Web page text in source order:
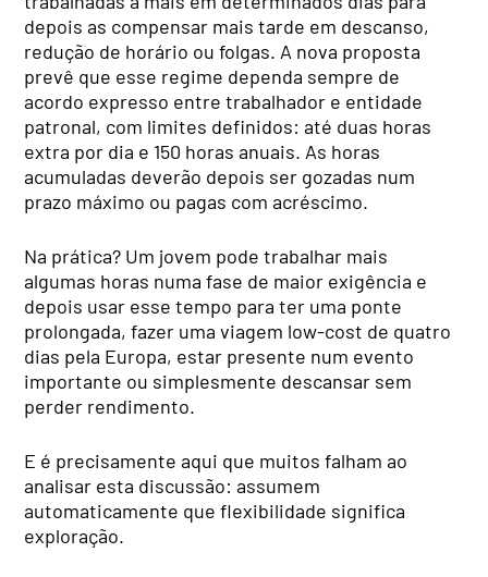
depois as compensar mais tarde em descanso,
redução de horário ou folgas. A nova proposta
prevê que esse regime dependa sempre de
acordo expresso entre trabalhador e entidade
patronal, com limites definidos: até duas horas
extra por dia e 150 horas anuais. As horas
acumuladas deverão depois ser gozadas num
prazo máximo ou pagas com acréscimo.
Na prática? Um jovem pode trabalhar mais
algumas horas numa fase de maior exigência e
depois usar esse tempo para ter uma ponte
prolongada, fazer uma viagem low-cost de quatro
dias pela Europa, estar presente num evento
importante ou simplesmente descansar sem
perder rendimento.
E é precisamente aqui que muitos falham ao
analisar esta discussão: assumem
automaticamente que flexibilidade significa
exploração.